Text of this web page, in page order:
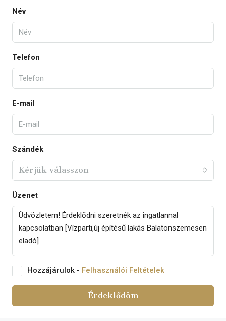
Név
Telefon
E-mail
Szándék
Kérjük válasszon
Üzenet
Hozzájárulok - Felhasználói Feltételek
Érdeklődöm